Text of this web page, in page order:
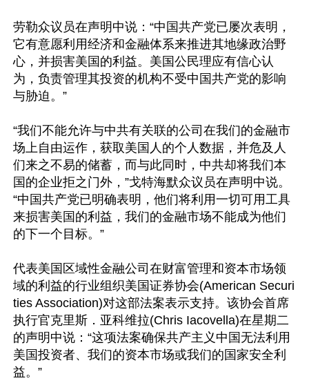
劳勒众议员在声明中说：“中国共产党已屡次表明，
它有意愿利用经济和金融体系来推进其地缘政治野
心，并损害美国的利益。美国公民理应有信心认
为，负责管理其投资的机构不受中国共产党的影响
与胁迫。”
“我们不能允许与中共有关联的公司在我们的金融市
场上自由运作，获取美国人的个人数据，并危及人
们来之不易的储蓄，而与此同时，中共却将我们本
国的企业拒之门外，”戈特海默众议员在声明中说。
“中国共产党已明确表明，他们将利用一切可用工具
来损害美国的利益，我们的金融市场不能成为他们
的下一个目标。”
代表美国区域性金融公司在财富管理和资本市场领
域的利益的行业组织美国证券协会(American Securi
ties Association)对这部法案表示支持。该协会首席
执行官克里斯．亚科维拉(Chris Iacovella)在星期二
的声明中说：“这项法案确保共产主义中国无法利用
美国投资者、我们的资本市场或我们的国家安全利
益。”